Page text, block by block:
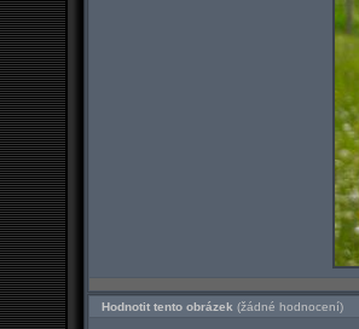
Hodnotit tento obrázek (žádné hodnocení)